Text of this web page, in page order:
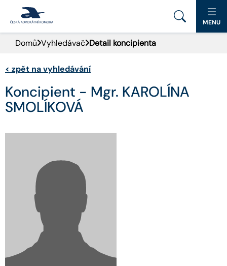
PORTÁL ČAK
DOMŮ
AKTUALITY
ADVOKÁTNÍ DENÍK
KONTAKT
MENU
Domů Vyhledávač Detail koncipienta
< zpět na vyhledávání
Koncipient - Mgr. KAROLÍNA
SMOLÍKOVÁ